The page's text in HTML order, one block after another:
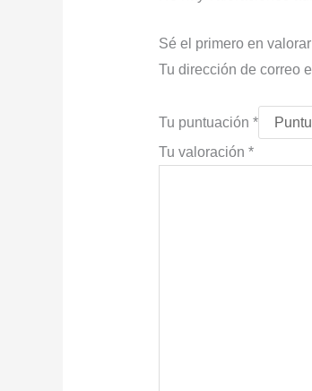
Sé el primero en
Tu dirección de correo
Tu puntuación *
Tu valoración *